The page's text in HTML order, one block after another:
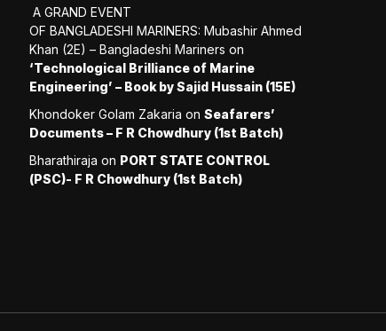
A GRAND EVENT
OF BANGLADESHI MARINERS: Mubashir Ahmed
Khan (2E) – Bangladeshi Mariners on
‘Technological Brilliance of Marine
Engineering’ – Book by Sajid Hussain (15E)
Khondoker Golam Zakaria on Seafarers’
Documents – F R Chowdhury (1st Batch)
Bharathiraja on PORT STATE CONTROL
(PSC)- F R Chowdhury (1st Batch)